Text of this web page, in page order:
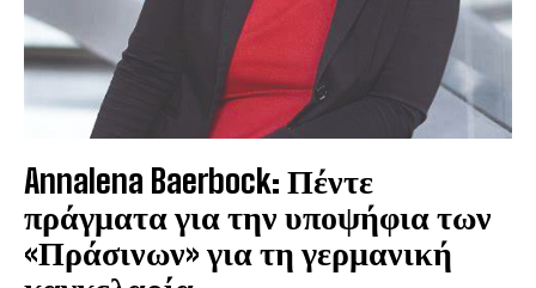
Annalena Baerbock: Πέντε
πράγματα για την υποψήφια των
«Πράσινων» για τη γερμανική